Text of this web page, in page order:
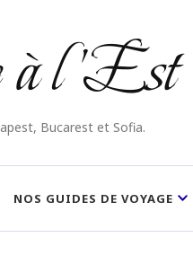
à l'Est
Bucarest et Sofia.
NOS GUIDES DE VOYAGE